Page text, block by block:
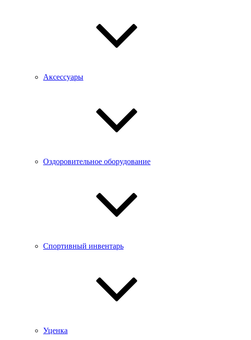
Аксессуары
Оздоровительное оборудование
Спортивный инвентарь
Уценка